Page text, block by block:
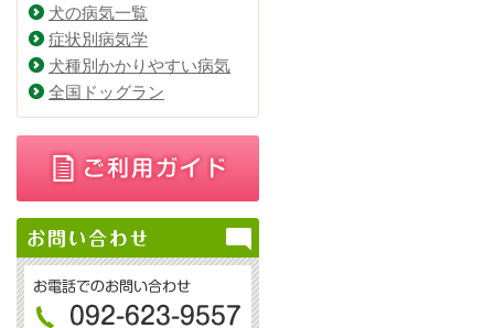
犬の病気一覧
症状別病気学
犬種別かかりやすい病気
全国ドッグラン